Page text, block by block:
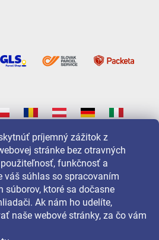
príjemný zážitok z
stránke bez otravných
funkčnosť a
váš súhlas so spracovaním
súborov, ktoré sa dočasne
Ak nám ho udelíte,
naše webové stránky, za čo vám
sledujte na: